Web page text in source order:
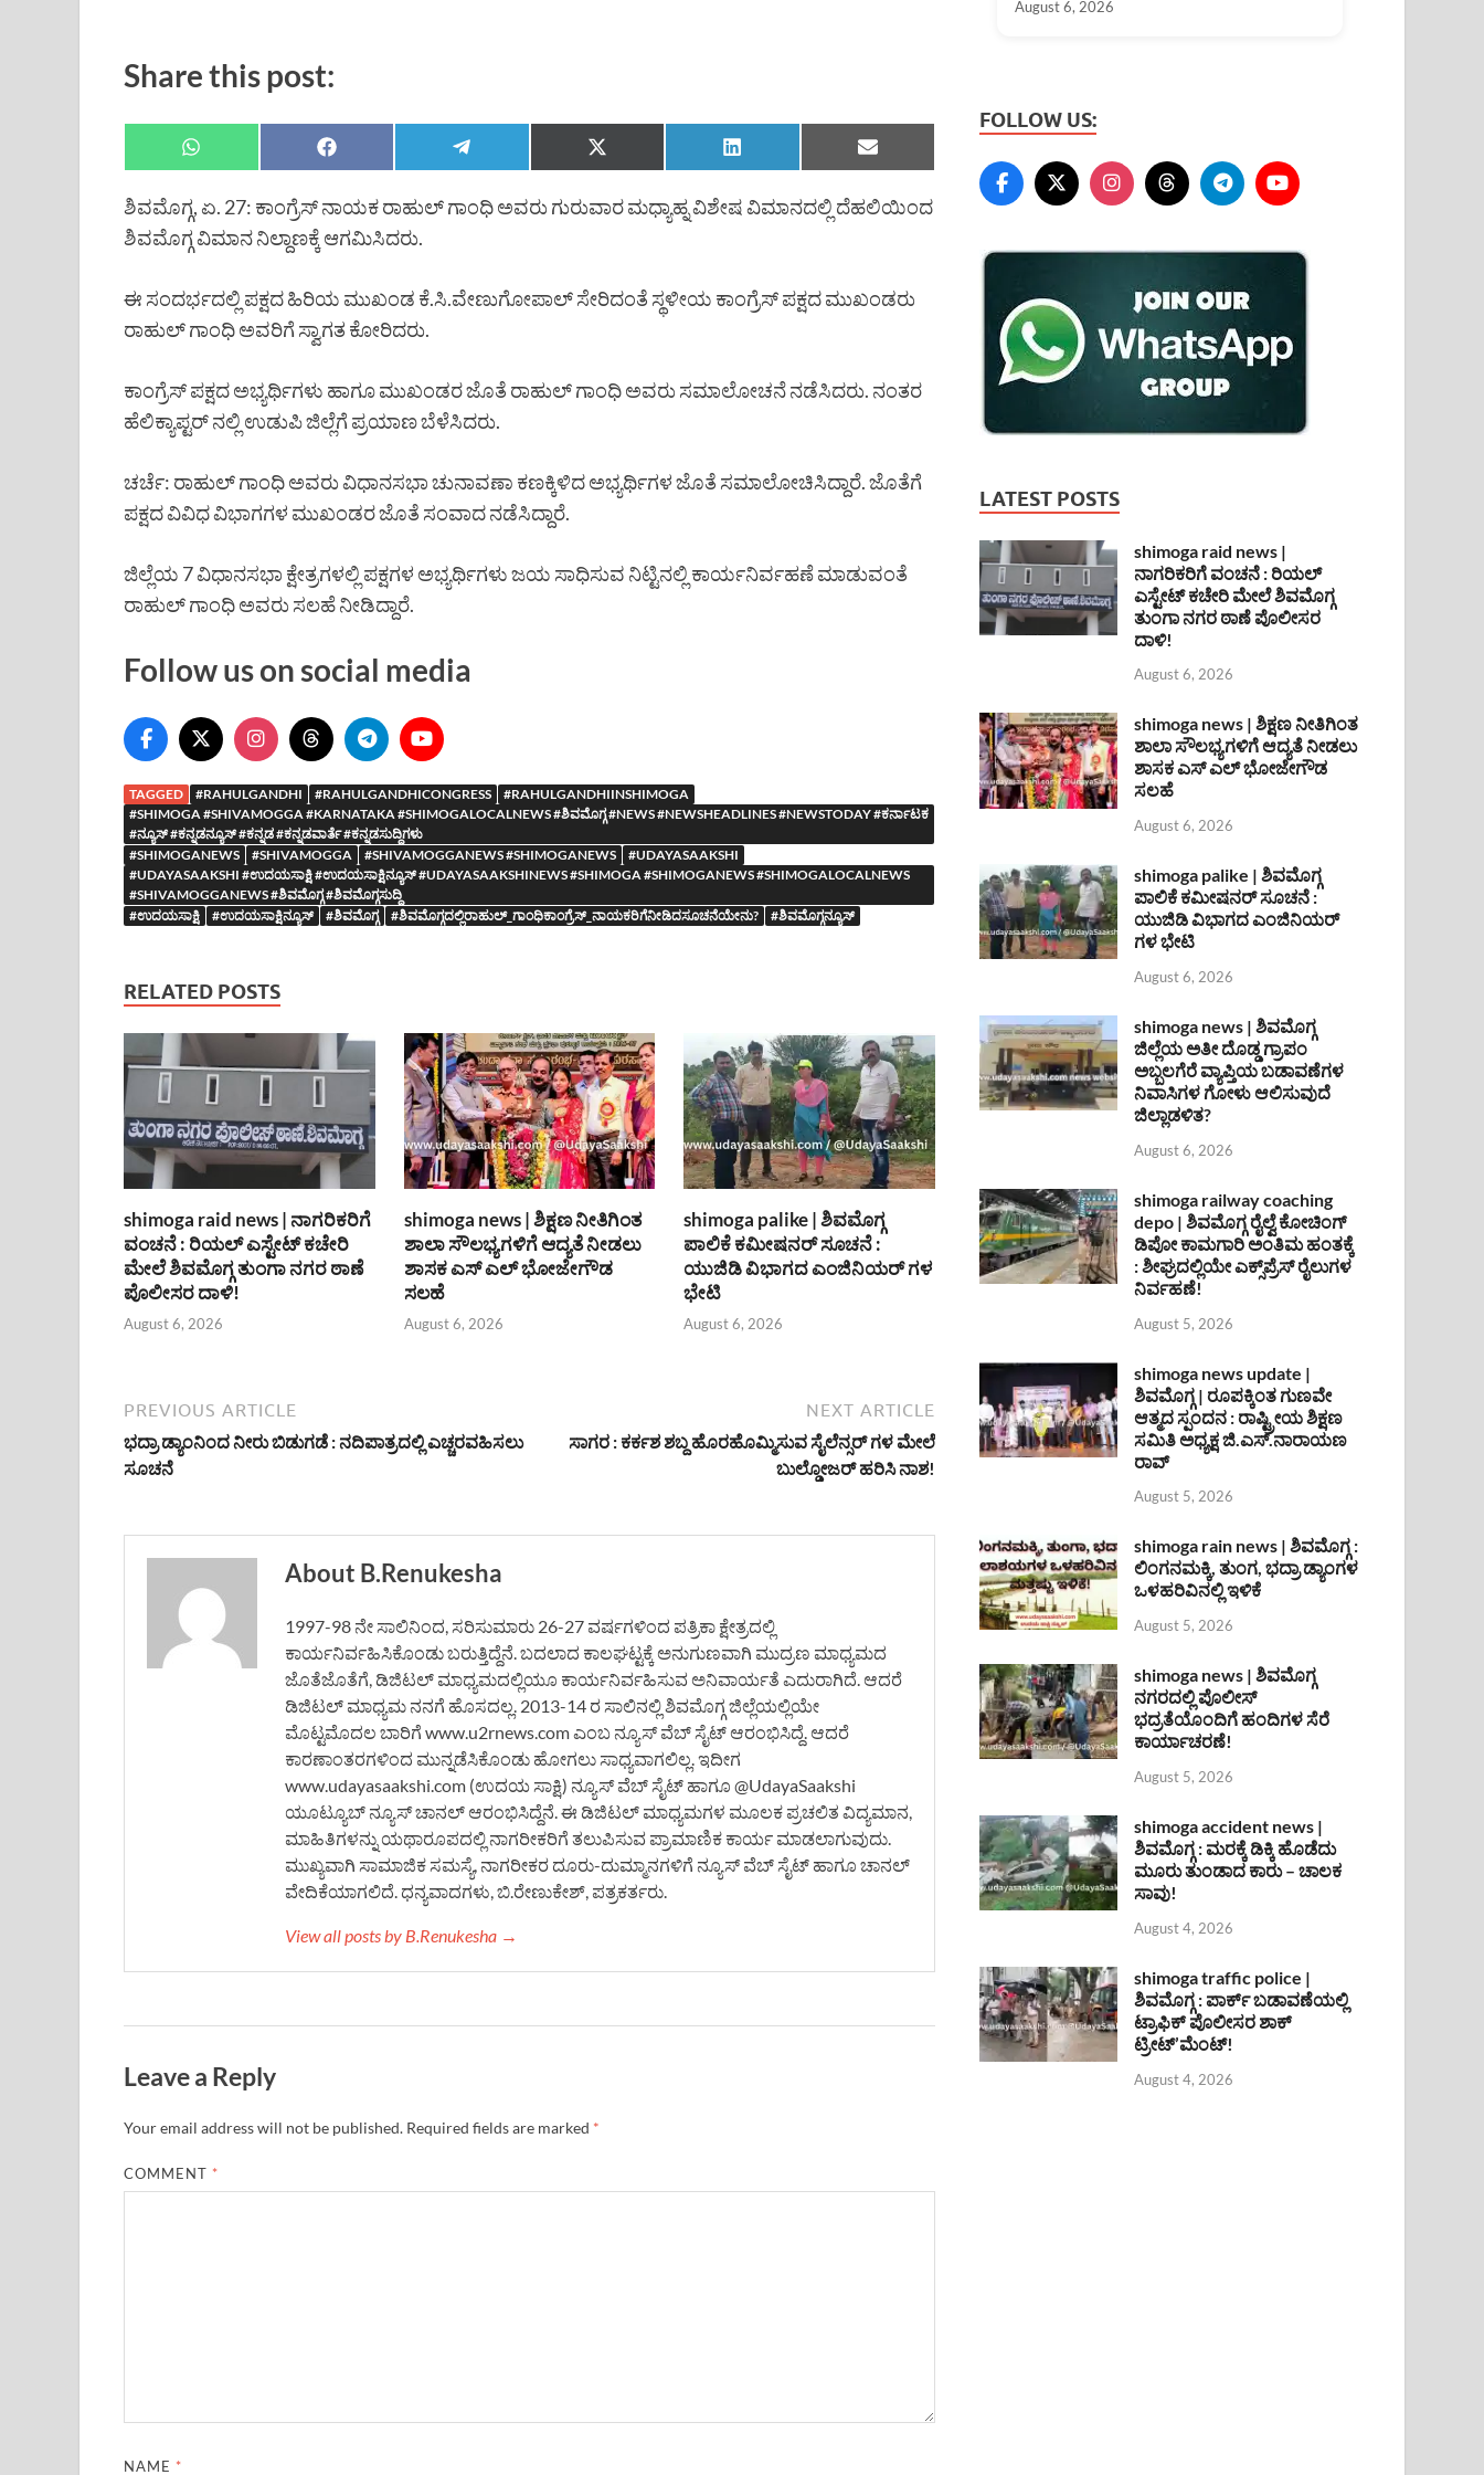
Share this post:
ಶಿವಮೊಗ್ಗ, ಏ. 27: ಕಾಂಗ್ರೆಸ್ ನಾಯಕ ರಾಹುಲ್ ಗಾಂಧಿ ಅವರು ಗುರುವಾರ ಮಧ್ಯಾಹ್ನ ವಿಶೇಷ ವಿಮಾನದಲ್ಲಿ ದೆಹಲಿಯಿಂದ
ಶಿವಮೊಗ್ಗ ವಿಮಾನ ನಿಲ್ದಾಣಕ್ಕೆ ಆಗಮಿಸಿದರು.
ಈ ಸಂದರ್ಭದಲ್ಲಿ ಪಕ್ಷದ ಹಿರಿಯ ಮುಖಂಡ ಕೆ.ಸಿ.ವೇಣುಗೋಪಾಲ್ ಸೇರಿದಂತೆ ಸ್ಥಳೀಯ ಕಾಂಗ್ರೆಸ್ ಪಕ್ಷದ ಮುಖಂಡರು
ರಾಹುಲ್ ಗಾಂಧಿ ಅವರಿಗೆ ಸ್ವಾಗತ ಕೋರಿದರು.
ಕಾಂಗ್ರೆಸ್ ಪಕ್ಷದ ಅಭ್ಯರ್ಥಿಗಳು ಹಾಗೂ ಮುಖಂಡರ ಜೊತೆ ರಾಹುಲ್ ಗಾಂಧಿ ಅವರು ಸಮಾಲೋಚನೆ ನಡೆಸಿದರು. ನಂತರ
ಹೆಲಿಕ್ಯಾಪ್ಟರ್ ನಲ್ಲಿ ಉಡುಪಿ ಜಿಲ್ಲೆಗೆ ಪ್ರಯಾಣ ಬೆಳೆಸಿದರು.
ಚರ್ಚೆ: ರಾಹುಲ್ ಗಾಂಧಿ ಅವರು ವಿಧಾನಸಭಾ ಚುನಾವಣಾ ಕಣಕ್ಕಿಳಿದ ಅಭ್ಯರ್ಥಿಗಳ ಜೊತೆ ಸಮಾಲೋಚಿಸಿದ್ದಾರೆ. ಜೊತೆಗೆ
ಪಕ್ಷದ ವಿವಿಧ ವಿಭಾಗಗಳ ಮುಖಂಡರ ಜೊತೆ ಸಂವಾದ ನಡೆಸಿದ್ದಾರೆ.
ಜಿಲ್ಲೆಯ 7 ವಿಧಾನಸಭಾ ಕ್ಷೇತ್ರಗಳಲ್ಲಿ ಪಕ್ಷಗಳ ಅಭ್ಯರ್ಥಿಗಳು ಜಯ ಸಾಧಿಸುವ ನಿಟ್ಟಿನಲ್ಲಿ ಕಾರ್ಯನಿರ್ವಹಣೆ ಮಾಡುವಂತೆ
ರಾಹುಲ್ ಗಾಂಧಿ ಅವರು ಸಲಹೆ ನೀಡಿದ್ದಾರೆ.
Follow us on social media
TAGGED #RAHULGANDHI #RAHULGANDHICONGRESS
#RAHULGANDHIINSHIMOGA
#SHIMOGA #SHIVAMOGGA #KARNATAKA #SHIMOGALOCALNEWS #ಶಿವಮೊಗ್ಗ #NEWS #NEWSHEADLINES #NEWSTODAY #ಕರ್ನಾಟಕ
#ನ್ಯೂಸ್ #ಕನ್ನಡನ್ಯೂಸ್ #ಕನ್ನಡ #ಕನ್ನಡವಾರ್ತೆ #ಕನ್ನಡಸುದ್ದಿಗಳು
#SHIMOGANEWS
#SHIVAMOGGA #SHIVAMOGGANEWS #SHIMOGANEWS
#UDAYASAAKSHI
#UDAYASAAKSHI #ಉದಯಸಾಕ್ಷಿ #ಉದಯಸಾಕ್ಷಿನ್ಯೂಸ್ #UDAYASAAKSHINEWS #SHIMOGA #SHIMOGANEWS #SHIMOGALOCALNEWS
#SHIVAMOGGANEWS #ಶಿವಮೊಗ್ಗ #ಶಿವಮೊಗ್ಗಸುದ್ದಿ
#ಉದಯಸಾಕ್ಷಿ
#ಉದಯಸಾಕ್ಷಿನ್ಯೂಸ್ #ಶಿವಮೊಗ್ಗ #ಶಿವಮೊಗ್ಗದಲ್ಲಿರಾಹುಲ್_ಗಾಂಧಿಕಾಂಗ್ರೆಸ್_ನಾಯಕರಿಗೆನೀಡಿದಸೂಚನೆಯೇನು? #ಶಿವಮೊಗ್ಗನ್ಯೂಸ್
RELATED POSTS
shimoga raid news | ನಾಗರಿಕರಿಗೆ
ವಂಚನೆ : ರಿಯಲ್ ಎಸ್ಟೇಟ್ ಕಚೇರಿ
ಮೇಲೆ ಶಿವಮೊಗ್ಗ ತುಂಗಾ ನಗರ ಠಾಣೆ
ಪೊಲೀಸರ ದಾಳಿ!
August 6, 2026
shimoga news | ಶಿಕ್ಷಣ ನೀತಿಗಿಂತ
ಶಾಲಾ ಸೌಲಭ್ಯಗಳಿಗೆ ಆದ್ಯತೆ ನೀಡಲು
ಶಾಸಕ ಎಸ್ ಎಲ್ ಭೋಜೇಗೌಡ
ಸಲಹೆ
August 6, 2026
shimoga palike | ಶಿವಮೊಗ್ಗ
ಪಾಲಿಕೆ ಕಮೀಷನರ್ ಸೂಚನೆ :
ಯುಜಿಡಿ ವಿಭಾಗದ ಎಂಜಿನಿಯರ್ ಗಳ
ಭೇಟಿ
August 6, 2026
PREVIOUS ARTICLE
ಭದ್ರಾ ಡ್ಯಾಂನಿಂದ ನೀರು ಬಿಡುಗಡೆ : ನದಿಪಾತ್ರದಲ್ಲಿ ಎಚ್ಚರವಹಿಸಲು
ಸೂಚನೆ
NEXT ARTICLE
ಸಾಗರ : ಕರ್ಕಶ ಶಬ್ದ ಹೊರಹೊಮ್ಮಿಸುವ ಸೈಲೆನ್ಸರ್ ಗಳ ಮೇಲೆ
ಬುಲ್ಡೋಜರ್ ಹರಿಸಿ ನಾಶ!
About B.Renukesha
1997-98 ನೇ ಸಾಲಿನಿಂದ, ಸರಿಸುಮಾರು 26-27 ವರ್ಷಗಳಿಂದ ಪತ್ರಿಕಾ ಕ್ಷೇತ್ರದಲ್ಲಿ
ಕಾರ್ಯನಿರ್ವಹಿಸಿಕೊಂಡು ಬರುತ್ತಿದ್ದೆನೆ. ಬದಲಾದ ಕಾಲಘಟ್ಟಕ್ಕೆ ಅನುಗುಣವಾಗಿ ಮುದ್ರಣ ಮಾಧ್ಯಮದ
ಜೊತೆಜೊತೆಗೆ, ಡಿಜಿಟಲ್ ಮಾಧ್ಯಮದಲ್ಲಿಯೂ ಕಾರ್ಯನಿರ್ವಹಿಸುವ ಅನಿವಾರ್ಯತೆ ಎದುರಾಗಿದೆ. ಆದರೆ
ಡಿಜಿಟಲ್ ಮಾಧ್ಯಮ ನನಗೆ ಹೊಸದಲ್ಲ. 2013-14 ರ ಸಾಲಿನಲ್ಲಿ ಶಿವಮೊಗ್ಗ ಜಿಲ್ಲೆಯಲ್ಲಿಯೇ
ಮೊಟ್ಟಮೊದಲ ಬಾರಿಗೆ www.u2rnews.com ಎಂಬ ನ್ಯೂಸ್ ವೆಬ್ ಸೈಟ್ ಆರಂಭಿಸಿದ್ದೆ. ಆದರೆ
ಕಾರಣಾಂತರಗಳಿಂದ ಮುನ್ನಡೆಸಿಕೊಂಡು ಹೋಗಲು ಸಾಧ್ಯವಾಗಲಿಲ್ಲ. ಇದೀಗ
www.udayasaakshi.com (ಉದಯ ಸಾಕ್ಷಿ) ನ್ಯೂಸ್ ವೆಬ್ ಸೈಟ್ ಹಾಗೂ @UdayaSaakshi
ಯೂಟ್ಯೂಬ್ ನ್ಯೂಸ್ ಚಾನಲ್ ಆರಂಭಿಸಿದ್ದೆನೆ. ಈ ಡಿಜಿಟಲ್ ಮಾಧ್ಯಮಗಳ ಮೂಲಕ ಪ್ರಚಲಿತ ವಿದ್ಯಮಾನ,
ಮಾಹಿತಿಗಳನ್ನು ಯಥಾರೂಪದಲ್ಲಿ ನಾಗರೀಕರಿಗೆ ತಲುಪಿಸುವ ಪ್ರಾಮಾಣಿಕ ಕಾರ್ಯ ಮಾಡಲಾಗುವುದು.
ಮುಖ್ಯವಾಗಿ ಸಾಮಾಜಿಕ ಸಮಸ್ಯೆ, ನಾಗರೀಕರ ದೂರು-ದುಮ್ಮಾನಗಳಿಗೆ ನ್ಯೂಸ್ ವೆಬ್ ಸೈಟ್ ಹಾಗೂ ಚಾನಲ್
ವೇದಿಕೆಯಾಗಲಿದೆ. ಧನ್ಯವಾದಗಳು, ಬಿ.ರೇಣುಕೇಶ್, ಪತ್ರಕರ್ತರು.
View all posts by B.Renukesha →
Leave a Reply
Your email address will not be published. Required fields are marked *
COMMENT *
NAME *
August 6, 2026
FOLLOW US:
LATEST POSTS
shimoga raid news |
ನಾಗರಿಕರಿಗೆ ವಂಚನೆ : ರಿಯಲ್
ಎಸ್ಟೇಟ್ ಕಚೇರಿ ಮೇಲೆ ಶಿವಮೊಗ್ಗ
ತುಂಗಾ ನಗರ ಠಾಣೆ ಪೊಲೀಸರ
ದಾಳಿ!
August 6, 2026
shimoga news | ಶಿಕ್ಷಣ ನೀತಿಗಿಂತ
ಶಾಲಾ ಸೌಲಭ್ಯಗಳಿಗೆ ಆದ್ಯತೆ ನೀಡಲು
ಶಾಸಕ ಎಸ್ ಎಲ್ ಭೋಜೇಗೌಡ
ಸಲಹೆ
August 6, 2026
shimoga palike | ಶಿವಮೊಗ್ಗ
ಪಾಲಿಕೆ ಕಮೀಷನರ್ ಸೂಚನೆ :
ಯುಜಿಡಿ ವಿಭಾಗದ ಎಂಜಿನಿಯರ್
ಗಳ ಭೇಟಿ
August 6, 2026
shimoga news | ಶಿವಮೊಗ್ಗ
ಜಿಲ್ಲೆಯ ಅತೀ ದೊಡ್ಡ ಗ್ರಾಪಂ
ಅಬ್ಬಲಗೆರೆ ವ್ಯಾಪ್ತಿಯ ಬಡಾವಣೆಗಳ
ನಿವಾಸಿಗಳ ಗೋಳು ಆಲಿಸುವುದೆ
ಜಿಲ್ಲಾಡಳಿತ?
August 6, 2026
shimoga railway coaching
depo | ಶಿವಮೊಗ್ಗ ರೈಲ್ವೆ ಕೋಚಿಂಗ್
ಡಿಪೋ ಕಾಮಗಾರಿ ಅಂತಿಮ ಹಂತಕ್ಕೆ
: ಶೀಘ್ರದಲ್ಲಿಯೇ ಎಕ್ಸ್‌ಪ್ರೆಸ್ ರೈಲುಗಳ
ನಿರ್ವಹಣೆ!
August 5, 2026
shimoga news update |
ಶಿವಮೊಗ್ಗ | ರೂಪಕ್ಕಿಂತ ಗುಣವೇ
ಆತ್ಮದ ಸ್ಪಂದನ : ರಾಷ್ಟ್ರೀಯ ಶಿಕ್ಷಣ
ಸಮಿತಿ ಅಧ್ಯಕ್ಷ ಜಿ.ಎಸ್.ನಾರಾಯಣ
ರಾವ್
August 5, 2026
shimoga rain news | ಶಿವಮೊಗ್ಗ :
ಲಿಂಗನಮಕ್ಕಿ, ತುಂಗ, ಭದ್ರಾ ಡ್ಯಾಂಗಳ
ಒಳಹರಿವಿನಲ್ಲಿ ಇಳಿಕೆ
August 5, 2026
shimoga news | ಶಿವಮೊಗ್ಗ
ನಗರದಲ್ಲಿ ಪೊಲೀಸ್
ಭದ್ರತೆಯೊಂದಿಗೆ ಹಂದಿಗಳ ಸೆರೆ
ಕಾರ್ಯಾಚರಣೆ!
August 5, 2026
shimoga accident news |
ಶಿವಮೊಗ್ಗ : ಮರಕ್ಕೆ ಡಿಕ್ಕಿ ಹೊಡೆದು
ಮೂರು ತುಂಡಾದ ಕಾರು – ಚಾಲಕ
ಸಾವು!
August 4, 2026
shimoga traffic police |
ಶಿವಮೊಗ್ಗ : ಪಾರ್ಕ್ ಬಡಾವಣೆಯಲ್ಲಿ
ಟ್ರಾಫಿಕ್ ಪೊಲೀಸರ ಶಾಕ್
ಟ್ರೀಟ್’ಮೆಂಟ್!
August 4, 2026